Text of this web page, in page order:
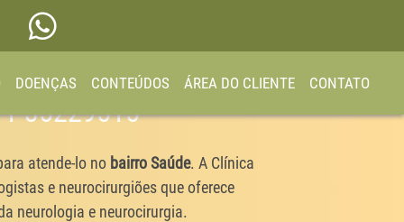
DOENÇAS CONTEÚDOS ÁREA DO CLIENTE CONTATO
35229515
atende-lo no bairro Saúde. A Clínica
e neurocirurgiões que oferece
neurologia e neurocirurgia.